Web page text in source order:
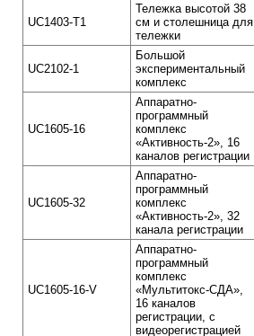
UC1403-T1
Тележка высотой 38
см и столешница для
тележки
UC2102-1
Большой
экспериментальный
комплекс
UC1605-16
Аппаратно-
программный
комплекс
«Активность-2», 16
каналов регистрации
UC1605-32
Аппаратно-
программный
комплекс
«Активность-2», 32
канала регистрации
UC1605-16-V
Аппаратно-
программный
комплекс
«Мультитокс-СДА»,
16 каналов
регистрации, с
видеорегистрацией